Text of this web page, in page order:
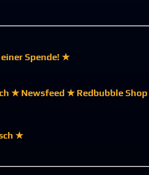
Spende! ★
★ Newsfeed ★ Redbubble
★